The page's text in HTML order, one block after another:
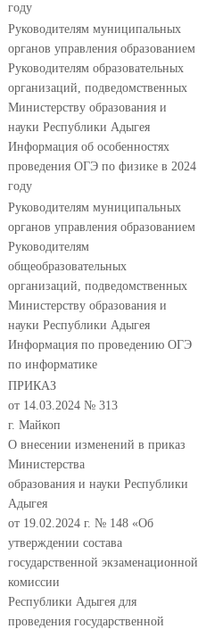
году
Руководителям муниципальных
органов управления образованием
Руководителям образовательных
организаций, подведомственных
Министерству образования и
науки Республики Адыгея
Информация об особенностях
проведения ОГЭ по физике в 2024
году
Руководителям муниципальных
органов управления образованием
Руководителям
общеобразовательных
организаций, подведомственных
Министерству образования и
науки Республики Адыгея
Информация по проведению ОГЭ
по информатике
ПРИКАЗ
от 14.03.2024 № 313
г. Майкоп
О внесении изменений в приказ
Министерства
образования и науки Республики
Адыгея
от 19.02.2024 г. № 148 «Об
утверждении состава
государственной экзаменационной
комиссии
Республики Адыгея для
проведения государственной